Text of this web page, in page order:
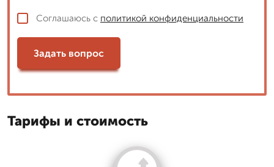
Соглашаюсь с политикой конфиденциальности
Задать вопрос
Тарифы и стоимость